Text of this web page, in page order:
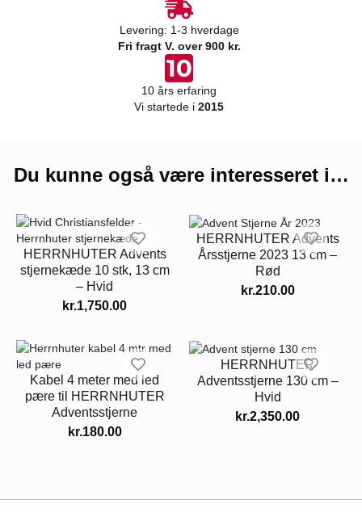
Levering: 1-3 hverdage
Fri fragt V. over 900 kr.
10 års erfaring
Vi startede i 2015
Du kunne også være interesseret i…
HERRNHUTER Advents
stjernekæde 10 stk, 13 cm
– Hvid
kr.1,750.00
HERRNHUTER Advents
Årsstjerne 2023 13 cm –
Rød
kr.210.00
Kabel 4 meter med led
pære til HERRNHUTER
Adventsstjerne
kr.180.00
HERRNHUTER
Adventsstjerne 130 cm –
Hvid
kr.2,350.00